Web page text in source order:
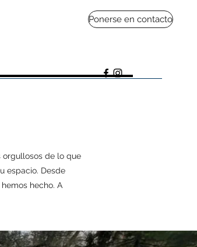
Ponerse en contacto
orgullosos de lo que
espacio. Desde
hecho. A